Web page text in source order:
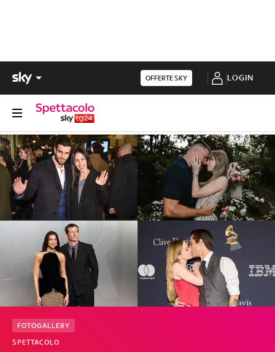
OFFERTE SKY LOGIN
SPETTACOLO
FOTOGALLERY